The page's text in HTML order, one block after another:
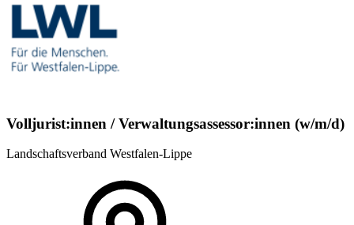
Volljurist:innen / Verwaltungsassessor:innen (w/m/d)
Landschaftsverband Westfalen-Lippe